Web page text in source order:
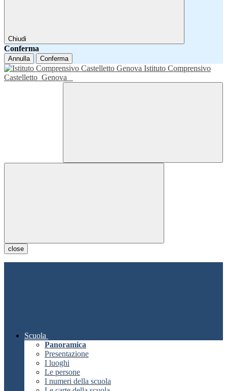
Chiudi
Conferma
Annulla Conferma
Istituto Comprensivo
Castelletto Genova
close
Scuola
Panoramica
Presentazione
I luoghi
Le persone
I numeri della scuola